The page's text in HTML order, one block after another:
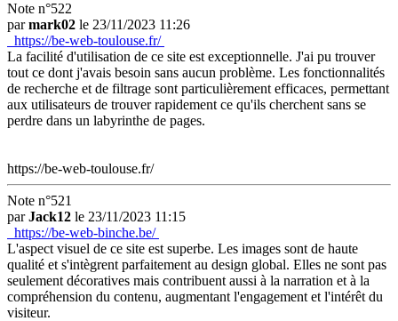
Note n°522
parmark02 le 23/11/2023 11:26
https://be-web-toulouse.fr/
La facilité d'utilisation de ce site est exceptionnelle. J'ai pu trouver
tout ce dont j'avais besoin sans aucun problème. Les fonctionnalités
de recherche et de filtrage sont particulièrement efficaces, permettant
aux utilisateurs de trouver rapidement ce qu'ils cherchent sans se
perdre dans un labyrinthe de pages.
https://be-web-toulouse.fr/
Note n°521
parJack12 le 23/11/2023 11:15
https://be-web-binche.be/
L'aspect visuel de ce site est superbe. Les images sont de haute
qualité et s'intègrent parfaitement au design global. Elles ne sont pas
seulement décoratives mais contribuent aussi à la narration et à la
compréhension du contenu, augmentant l'engagement et l'intérêt du
visiteur.